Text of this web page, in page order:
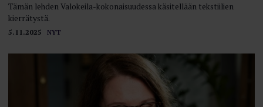
5.11.2025 NYT
Tämän lehden Valokeila-kokonaisuudessa käsitellään tekstiilien
kierrätystä.